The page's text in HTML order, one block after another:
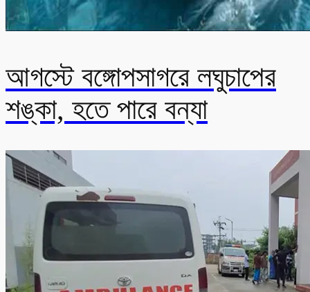
আগস্টে বঙ্গোপসাগরে লঘুচাপের
শঙ্কা, হতে পারে বন্যা